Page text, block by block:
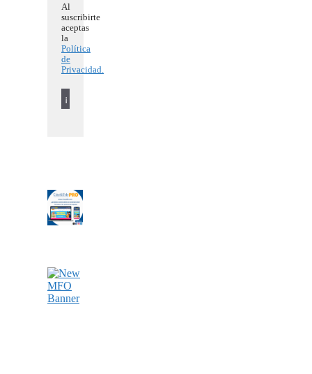
Al
suscribirte
aceptas
la
Política
de
Privacidad.